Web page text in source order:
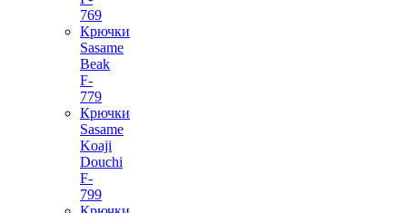
769
Крючки
Sasame
Beak
F-
779
Крючки
Sasame
Koaji
Douchi
F-
799